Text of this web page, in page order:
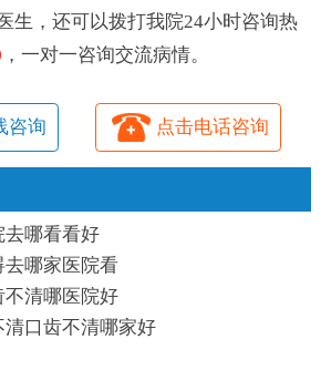
生，还可以拨打我院24小时咨询热
，一对一咨询交流病情。
咨询 点击电话咨询
去哪看看好
哪家医院看
清哪医院好
口齿不清哪家好